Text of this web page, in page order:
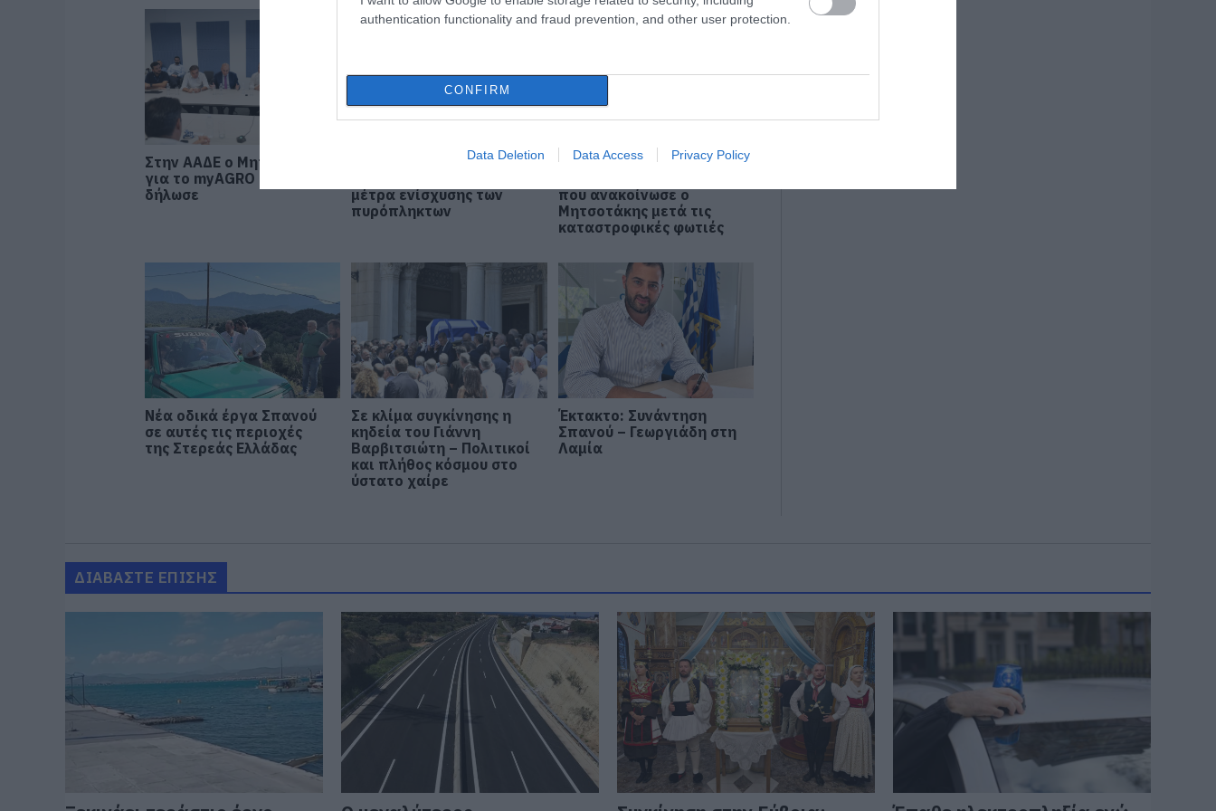
authentication functionality and fraud prevention, and other user protection.
CONFIRM
Data Deletion Data Access Privacy Policy
Στην ΑΑΔΕ ο Μητσοτάκης
για το myAGRO – Τι
δήλωσε
Φωτιά στη Δυτική
μέτρα ενίσχυσης των
πυρόπληκτων
Στήριξη στους
που ανακοίνωσε ο
Μητσοτάκης μετά τις
καταστροφικές φωτιές
Νέα οδικά έργα Σπανού
σε αυτές τις περιοχές
της Στερεάς Ελλάδας
Σε κλίμα συγκίνησης η
κηδεία του Γιάννη
Βαρβιτσιώτη – Πολιτικοί
και πλήθος κόσμου στο
ύστατο χαίρε
Έκτακτο: Συνάντηση
Σπανού – Γεωργιάδη στη
Λαμία
ΔΙΑΒΑΣΤΕ ΕΠΙΣΗΣ